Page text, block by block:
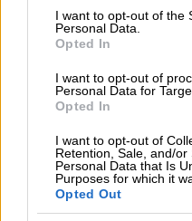
consent section.
I want to opt-out of the
Personal Data.
Opted In
I want to opt-out of
Personal Data for
Opted In
I want to opt-out of
Retention, Sale, and/or
Personal Data that Is
Purposes for which it
Opted Out
Μουσική|10.12.2024
Ο ΛΕΞ «χρυσός»
Ελλάδα|10.12.2024
Τουλάχιστον 2
«Αγία Σοφία», με
τάσεις -
της εντατικής